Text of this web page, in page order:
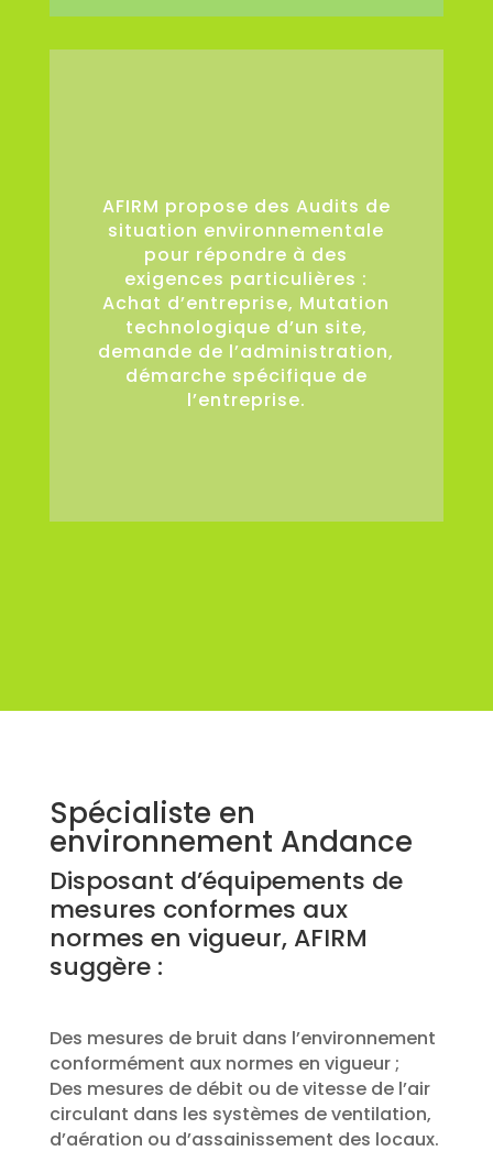
AFIRM propose des Audits de
situation environnementale
pour répondre à des
exigences particulières :
Achat d’entreprise, Mutation
technologique d’un site,
demande de l’administration,
démarche spécifique de
l’entreprise.
Spécialiste en
environnement Andance
Disposant d’équipements de
mesures conformes aux
normes en vigueur, AFIRM
suggère :
Des mesures de bruit dans l’environnement
conformément aux normes en vigueur ;
Des mesures de débit ou de vitesse de l’air
circulant dans les systèmes de ventilation,
d’aération ou d’assainissement des locaux.